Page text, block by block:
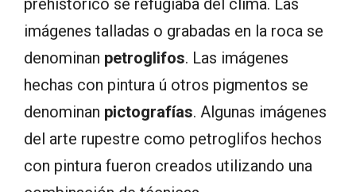
imágenes talladas o grabadas en la roca se
denominan petroglifos. Las imágenes
hechas con pintura ú otros pigmentos se
denominan pictografías. Algunas imágenes
del arte rupestre como petroglifos hechos
con pintura fueron creados utilizando una